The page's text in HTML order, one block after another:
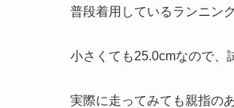
普段着用しているランニン
小さくても25.0cmなので、
実際に走ってみても親指の